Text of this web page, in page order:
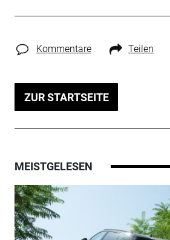
Kommentare Teilen
ZUR STARTSEITE
MEISTGELESEN